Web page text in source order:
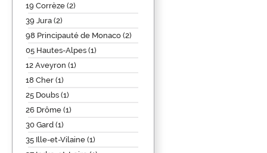
19 Corrèze (2)
39 Jura (2)
98 Principauté de Monaco (2)
05 Hautes-Alpes (1)
12 Aveyron (1)
18 Cher (1)
25 Doubs (1)
26 Drôme (1)
30 Gard (1)
35 Ille-et-Vilaine (1)